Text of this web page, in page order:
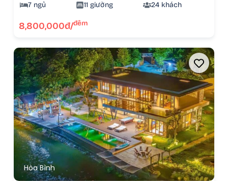
7 ngủ 11 giường 24 khách
8,800,000đ/đêm
Hòa Bình